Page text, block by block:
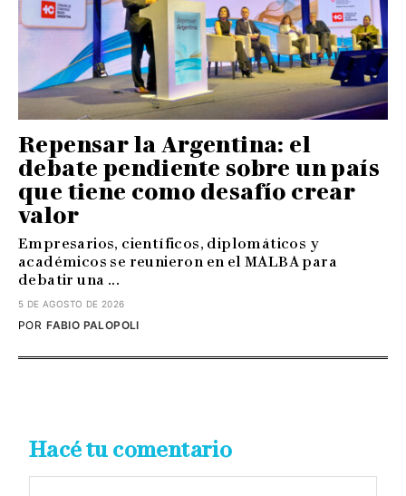
Repensar la Argentina: el
debate pendiente sobre un país
que tiene como desafío crear
valor
Empresarios, científicos, diplomáticos y
académicos se reunieron en el MALBA para
debatir una ...
5 DE AGOSTO DE 2026
FABIO PALOPOLI
POR
Hacé tu comentario